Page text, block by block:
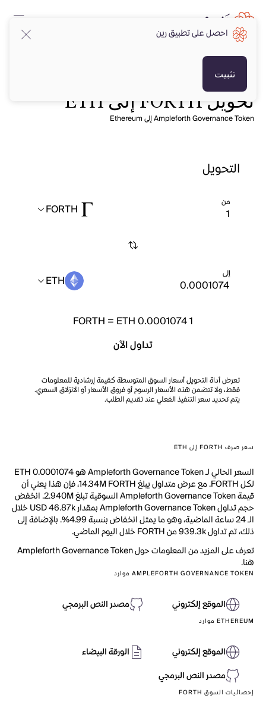
تحويل FORTH إلى ETH
Ampleforth Governance Token إلى Ethereum
التحويل
من FORTH
إلى ETH
1
FORTH = ETH 0.0001074
تداول الآن
تعرض أداة التحويل أسعار السوق المتوسطة كقيمة إرشادية للمعلومات
فقط، ولا تتضمن هذه الأسعار الرسوم أو فروق الأسعار أو الانزلاق السعري.
يتم تحديد سعر التنفيذ الفعلي عند تقديم الطلب.
سعر صرف FORTH إلى ETH
السعر الحالي لـ Ampleforth Governance Token هو ETH 0.0001074
لكل FORTH. مع عرض متداول يبلغ 14.34M FORTH، فإن هذا يعني أن
قيمة Ampleforth Governance Token السوقية تبلغ 2.940M. انخفض
حجم تداول Ampleforth Governance Token بمقدار USD 46.87k خلال
الـ 24 ساعة الماضية، وهو ما يمثل انخفاض بنسبة 4.99%. بالإضافة إلى
ذلك، تم تداول 939.3k من FORTH خلال اليوم الماضي.
تعرف على المزيد من المعلومات حول Ampleforth Governance Token
هنا.
AMPLEFORTH GOVERNANCE TOKEN موارد
الموقع إلكتروني مصدر النص البرمجي
ETHEREUM موارد
الموقع إلكتروني
الورقة البيضاء
مصدر النص البرمجي
إحصائيات السوق FORTH
احصل على تطبيق رين
تثبيت